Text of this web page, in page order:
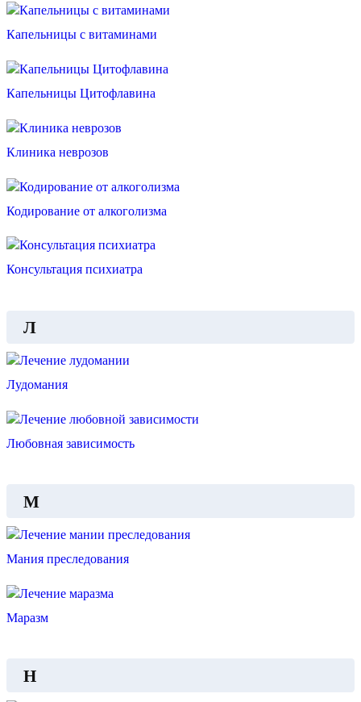
Капельницы с витаминами
Капельницы Цитофлавина
Клиника неврозов
Кодирование от алкоголизма
Консультация психиатра
Л
Лудомания
Любовная зависимость
М
Мания преследования
Маразм
Н